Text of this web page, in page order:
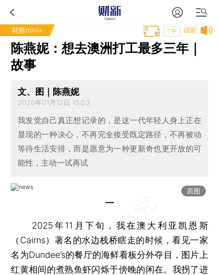
财新mini+ 试听
T中
陈燕妮：想去澳洲打工最多三年｜
故事
文、图｜陈燕妮
2026年01月12日 15:03
我发觉自己真正想记录的，是这一代年轻人身上正在
显现的一种决心，不再完全接受既定路径，不再被动
等待生活安排，而是愿意为一种更新奇也更开放的可
能性，主动一试再试
原图
一
2025年11月下旬，我在澳大利亚凯恩斯
（Cairns）著名的水边栈桥瞎走的时候，看见一家
名为Dundee’s的餐厅的海鲜看板分外夺目，图片上
红黄相间的煮熟鱼虾闪烁于傍晚的闲在。我拐了进